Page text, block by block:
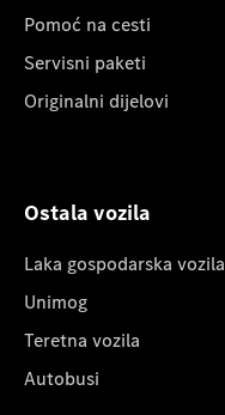
Pomoć na cesti
Servisni paketi
Originalni dijelovi
Ostala vozila
Laka gospodarska vozila
Unimog
Teretna vozila
Autobusi